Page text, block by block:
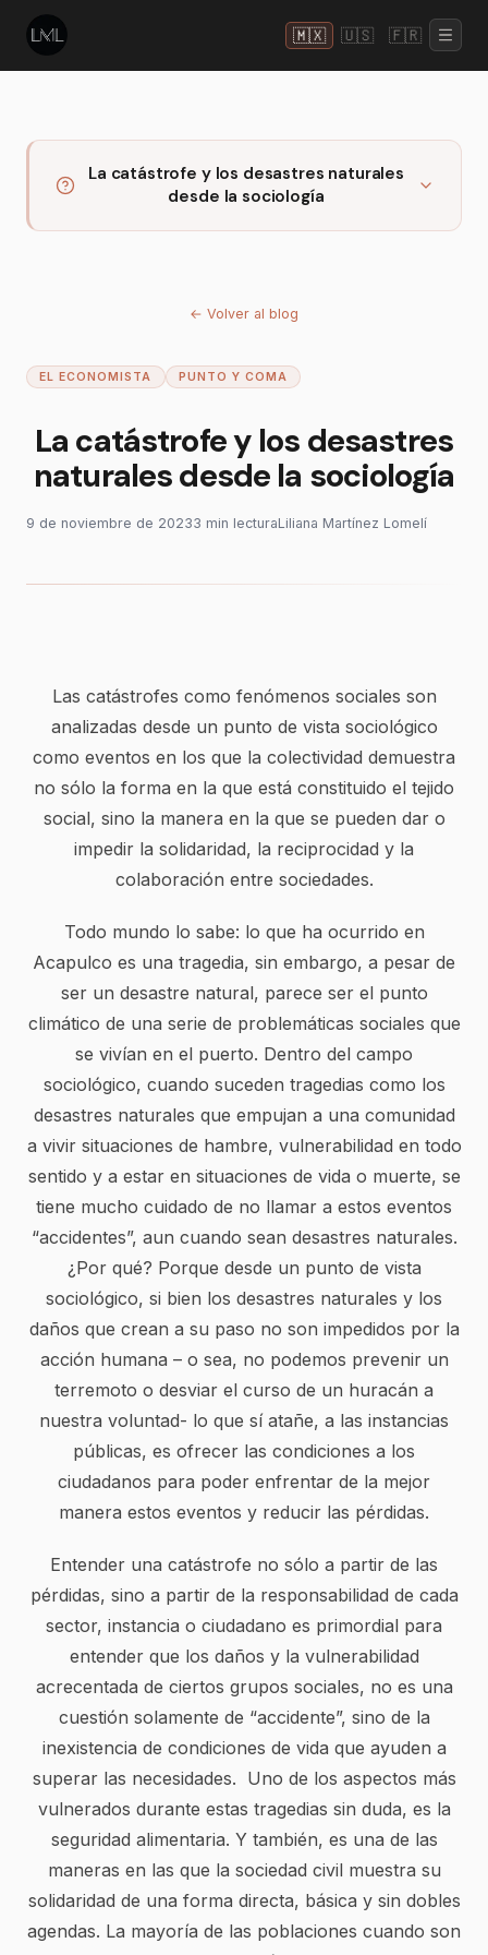
🇲🇽 🇺🇸 🇫🇷
La catástrofe y los desastres naturales
desde la sociología
← Volver al blog
EL ECONOMISTA PUNTO Y COMA
La catástrofe y los desastres
naturales desde la sociología
9 de noviembre de 20233 min lecturaLiliana Martínez Lomelí
Las catástrofes como fenómenos sociales son
analizadas desde un punto de vista sociológico
como eventos en los que la colectividad demuestra
no sólo la forma en la que está constituido el tejido
social, sino la manera en la que se pueden dar o
impedir la solidaridad, la reciprocidad y la
colaboración entre sociedades.
Todo mundo lo sabe: lo que ha ocurrido en
Acapulco es una tragedia, sin embargo, a pesar de
ser un desastre natural, parece ser el punto
climático de una serie de problemáticas sociales que
se vivían en el puerto. Dentro del campo
sociológico, cuando suceden tragedias como los
desastres naturales que empujan a una comunidad
a vivir situaciones de hambre, vulnerabilidad en todo
sentido y a estar en situaciones de vida o muerte, se
tiene mucho cuidado de no llamar a estos eventos
“accidentes”, aun cuando sean desastres naturales.
¿Por qué? Porque desde un punto de vista
sociológico, si bien los desastres naturales y los
daños que crean a su paso no son impedidos por la
acción humana – o sea, no podemos prevenir un
terremoto o desviar el curso de un huracán a
nuestra voluntad- lo que sí atañe, a las instancias
públicas, es ofrecer las condiciones a los
ciudadanos para poder enfrentar de la mejor
manera estos eventos y reducir las pérdidas.
Entender una catástrofe no sólo a partir de las
pérdidas, sino a partir de la responsabilidad de cada
sector, instancia o ciudadano es primordial para
entender que los daños y la vulnerabilidad
acrecentada de ciertos grupos sociales, no es una
cuestión solamente de “accidente”, sino de la
inexistencia de condiciones de vida que ayuden a
superar las necesidades. Uno de los aspectos más
vulnerados durante estas tragedias sin duda, es la
seguridad alimentaria. Y también, es una de las
maneras en las que la sociedad civil muestra su
solidaridad de una forma directa, básica y sin dobles
agendas. La mayoría de las poblaciones cuando son